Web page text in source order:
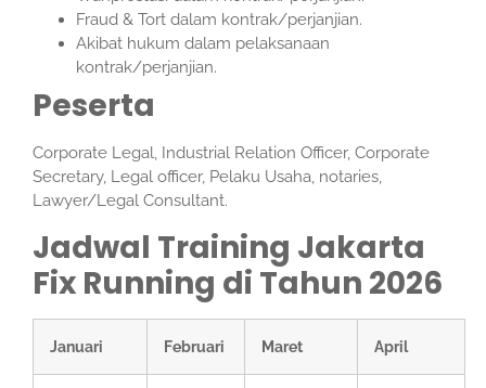
Fraud & Tort dalam kontrak/perjanjian.
Akibat hukum dalam pelaksanaan
kontrak/perjanjian.
Peserta
Corporate Legal, Industrial Relation Officer, Corporate
Secretary, Legal officer, Pelaku Usaha, notaries,
Lawyer/Legal Consultant.
Jadwal Training Jakarta
Fix Running di Tahun 2026
Januari Februari Maret April